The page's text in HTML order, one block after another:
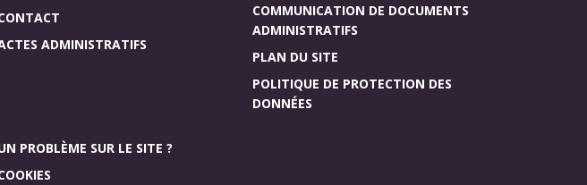
ADMINISTRATIFS
COMMUNICATION DE DOCUMENTS
ADMINISTRATIFS
PLAN DU SITE
POLITIQUE DE PROTECTION DES
DONNÉES
PROBLÈME SUR LE SITE ?